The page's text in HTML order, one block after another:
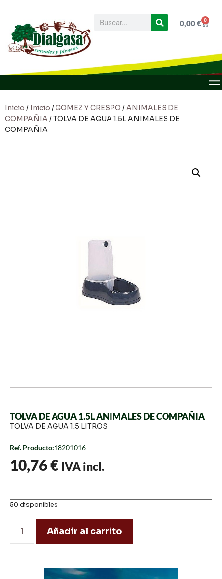
0,00€ 0
Inicio / Inicio /GOMEZ Y CRESPO /ANIMALES DE
COMPAÑIA / TOLVA DE AGUA 1.5L ANIMALES DE
COMPAÑIA
TOLVA DE AGUA 1.5L ANIMALES DE COMPAÑIA
TOLVA DE AGUA 1.5 LITROS
Ref. Producto:18201016
10,76€ IVA incl.
50 disponibles
Añadir al carrito